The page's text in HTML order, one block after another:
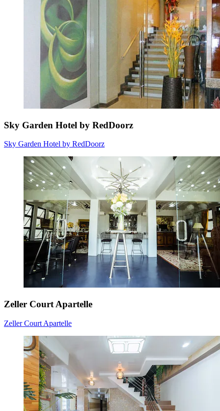
Sky Garden Hotel by RedDoorz
Sky Garden Hotel by RedDoorz
Zeller Court Apartelle
Zeller Court Apartelle